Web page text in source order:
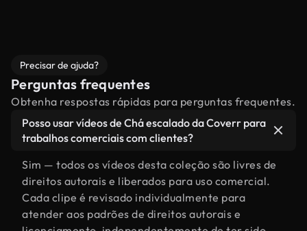
Precisar de ajuda?
Perguntas frequentes
Obtenha respostas rápidas para perguntas frequentes.
Posso usar vídeos de Chá escalado da Coverr para
trabalhos comerciais com clientes?
Sim — todos os vídeos desta coleção são livres de
direitos autorais e liberados para uso comercial.
Cada clipe é revisado individualmente para
atender aos padrões de direitos autorais e